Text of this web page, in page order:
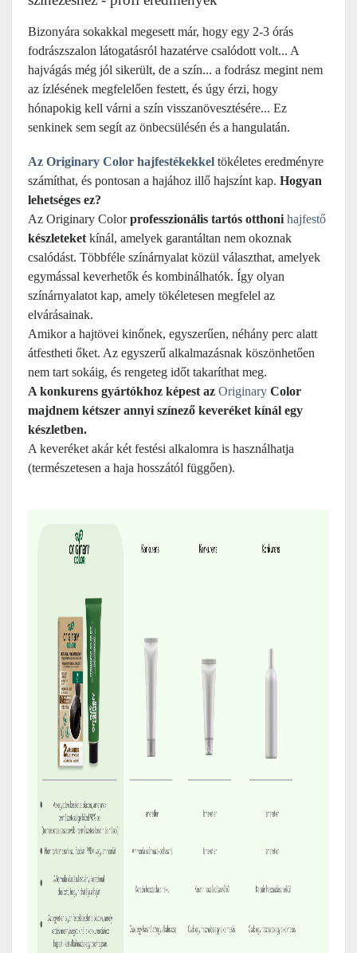
Bizonyára sokakkal megesett már, hogy egy 2-3 órás
fodrászszalon látogatásról hazatérve csalódott volt... A
hajvágás még jól sikerült, de a szín... a fodrász megint nem
az ízlésének megfelelően festett, és úgy érzi, hogy
hónapokig kell várni a szín visszanövesztésére... Ez
senkinek sem segít az önbecsülésén és a hangulatán.
Az Originary Color hajfestékekkel tökéletes eredményre
számíthat, és pontosan a hajához illő hajszínt kap. Hogyan
lehetséges ez?
Az Originary Colorprofesszionális tartós otthoni hajfestő
készleteket kínál, amelyek garantáltan nem okoznak
csalódást. Többféle színárnyalat közül választhat, amelyek
egymással keverhetők és kombinálhatók. Így olyan
színárnyalatot kap, amely tökéletesen megfelel az
elvárásainak.
Amikor a hajtövei kinőnek, egyszerűen, néhány perc alatt
átfestheti őket. Az egyszerű alkalmazásnak köszönhetően
nem tart sokáig, és rengeteg időt takaríthat meg.
A konkurens gyártókhoz képest az Originary Color
majdnem kétszer annyi színező keveréket kínál egy
készletben.
A keveréket akár két festési alkalomra is használhatja
(természetesen a haja hosszától függően).